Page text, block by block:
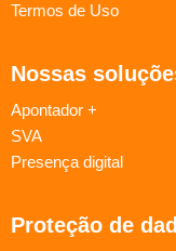
Termos de Uso
Nossas
Apontador +
SVA
Presença digital
Proteção de